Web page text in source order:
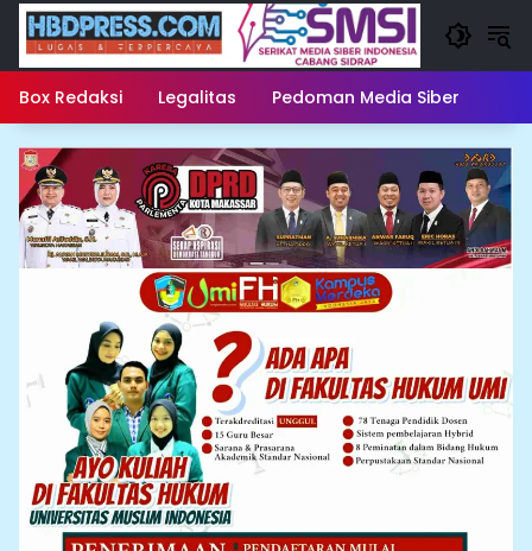
Langsung
konten
Box Redaksi Legalitas Pedoman Media Siber